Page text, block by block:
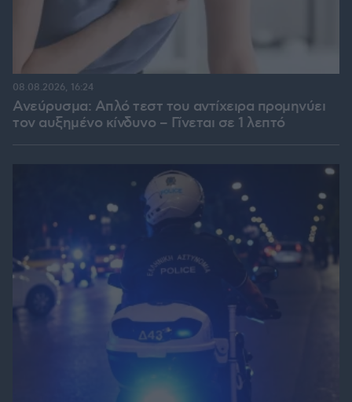
Ανεύρυσμα: Απλό τεστ του αντίχειρα προμηνύει
τον αυξημένο κίνδυνο – Γίνεται σε 1 λεπτό
08.08.2026, 16:24